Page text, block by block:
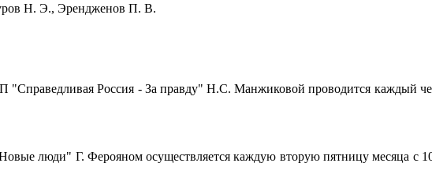
Н. Э., Эрендженов П. В.
Россия - За правду" Н.С. Манжиковой проводится каждый
люди" Г. Ферояном осуществляется каждую вторую пятницу месяца с